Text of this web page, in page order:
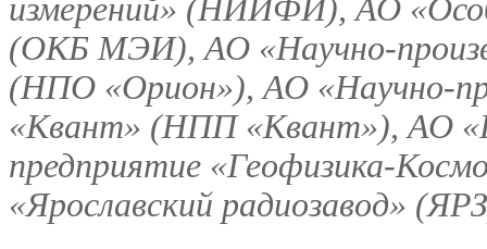
измерений» (НИИФИ), АО
(ОКБ МЭИ), АО «Научно-
(НПО «Орион»), АО «Научно-
«Квант» (НПП «Квант»), АО
предприятие «Геофизика-
«Ярославский радиозавод»